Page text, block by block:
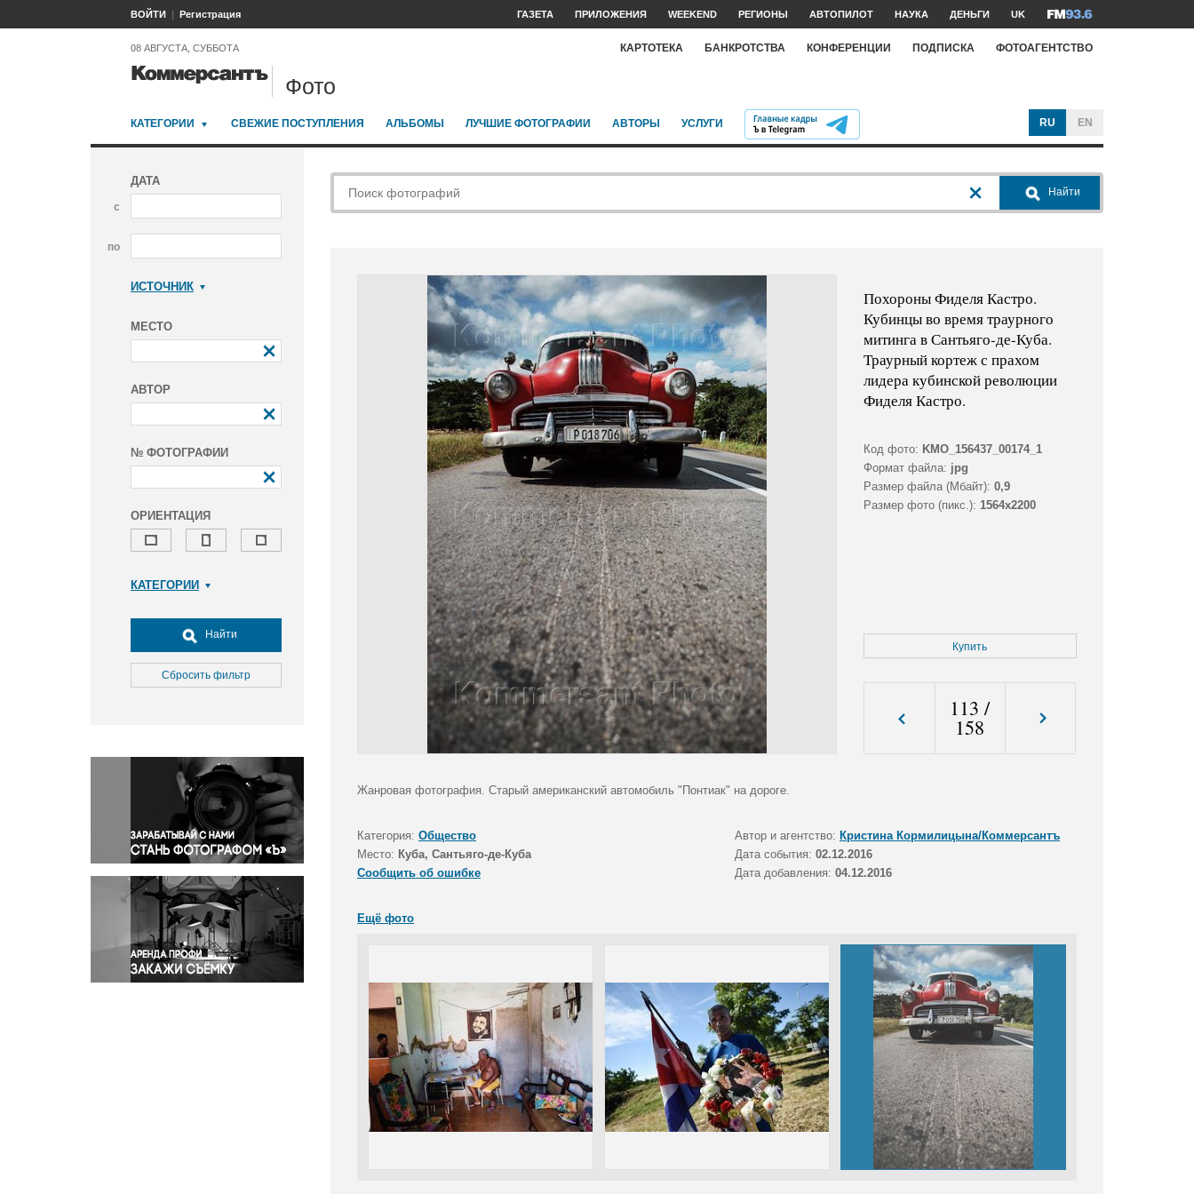
ВОЙТИ Регистрация ГАЗЕТА ПРИЛОЖЕНИЯ WEEKEND РЕГИОНЫ АВТОПИЛОТ НАУКА ДЕНЬГИ UK
08 АВГУСТА, СУББОТА КАРТОТЕКА БАНКРОТСТВА КОНФЕРЕНЦИИ ПОДПИСКА ФОТОАГЕНТСТВО
Фото
КАТЕГОРИИ СВЕЖИЕ ПОСТУПЛЕНИЯ АЛЬБОМЫ ЛУЧШИЕ ФОТОГРАФИИ АВТОРЫ УСЛУГИ RU EN
ДАТА
с
по
ИСТОЧНИК
МЕСТО
АВТОР
№ ФОТОГРАФИИ
ОРИЕНТАЦИЯ
КАТЕГОРИИ
Досуг, туризм и отдых
Культура
Медицина
Окружающая среда
Политика
Правосудие
Происшествия и конфликты
Религия
Светская жизнь
Спорт
Экология
Экономика и бизнес
Найти
Сбросить фильтр
Найти
Похороны Фиделя Кастро.
Кубинцы во время траурного
митинга в Сантьяго-де-Куба.
Траурный кортеж с прахом
лидера кубинской революции
Фиделя Кастро.
Код фото: KMO_156437_00174_1
Формат файла: jpg
Размер файла (Мбайт): 0,9
Размер фото (пикс.): 1564x2200
Купить
113 /
158
Жанровая фотография. Старый американский автомобиль "Понтиак" на дороге.
Категория: Общество Автор и агентство: Кристина Кормилицына/Коммерсантъ
Место: Куба, Сантьяго-де-Куба Дата события: 02.12.2016
Сообщить об ошибке
Дата добавления: 04.12.2016
Ещё фото